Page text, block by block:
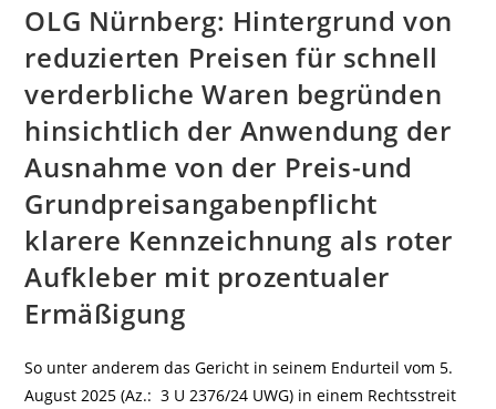
OLG Nürnberg: Hintergrund von
reduzierten Preisen für schnell
verderbliche Waren begründen
hinsichtlich der Anwendung der
Ausnahme von der Preis-und
Grundpreisangabenpflicht
klarere Kennzeichnung als roter
Aufkleber mit prozentualer
Ermäßigung
So unter anderem das Gericht in seinem Endurteil vom 5.
August 2025 (Az.: 3 U 2376/24 UWG) in einem Rechtsstreit